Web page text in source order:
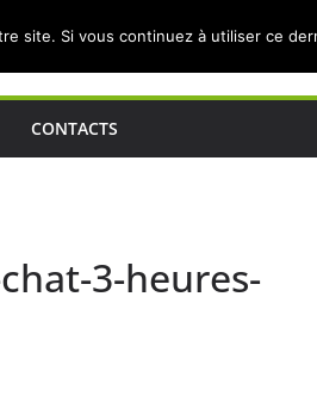
CONTACTS
3-heures-
site. Si vous continuez à utiliser ce